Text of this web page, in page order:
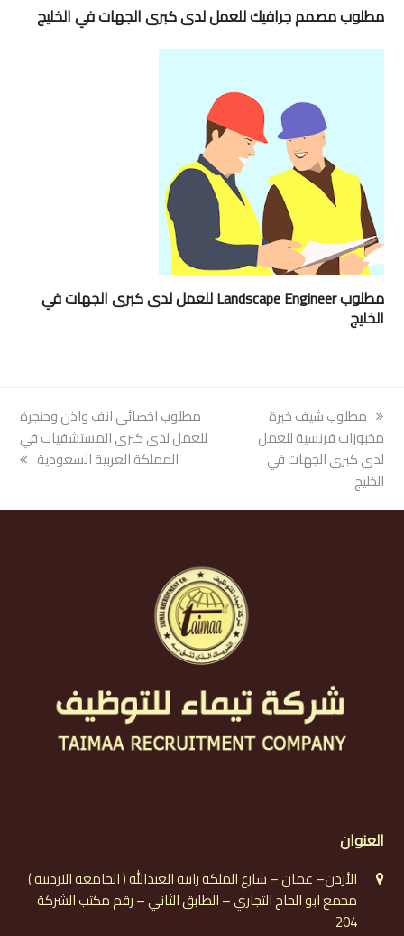
مطلوب مصمم جرافيك للعمل لدى كبرى الجهات في الخليج
مطلوب Landscape Engineer للعمل لدى كبرى الجهات في
الخليج
previous
post:
مطلوب شيف خبرة
مخبوزات فرنسية للعمل
لدى كبرى الجهات في
الخليج
next
post:
مطلوب اخصائي انف واذن وحنجرة
للعمل لدى كبرى المستشفيات في
المملكة العربية السعودية
العنوان
الأردن– عمان – شارع الملكة رانية العبدالله ( الجامعة الاردنية )
مجمع ابو الحاج التجاري – الطابق الثاني – رقم مكتب الشركة
204